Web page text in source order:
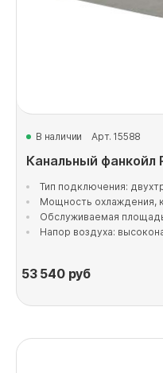
В наличии Арт. 15588
Канальный фанкойл
Тип подключения:
Мощность охлаждения,
Обслуживаемая
Напор воздуха:
53 540руб